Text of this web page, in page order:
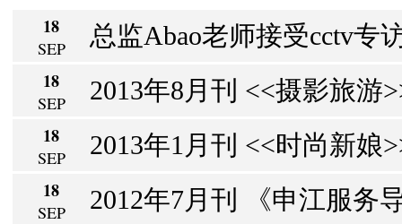
18
SEP 总监Abao老师接受cctv专
18
SEP 2013年8月刊 <<摄影旅游
18
SEP 2013年1月刊 <<时尚新娘
18
SEP 2012年7月刊 《申江服务